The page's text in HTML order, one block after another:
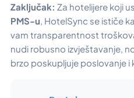
Zaključak: Za hotelijere koji
PMS-u, HotelSync se ističe
vam transparentnost
nudi robusno izvještavanje,
brzo poskupljuje poslovanje i